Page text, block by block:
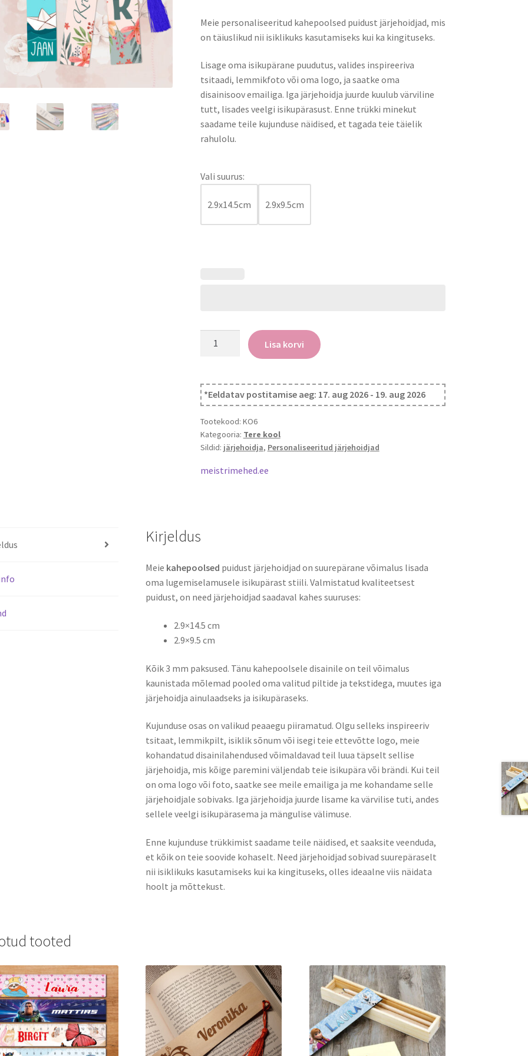
kuni
Meie personaliseeritud kahepoolsed puidust järjehoidjad, mis
on täiuslikud nii isiklikuks kasutamiseks kui ka kingituseks.
Lisage oma isikupärane puudutus, valides inspireeriva
tsitaadi, lemmikfoto või oma logo, ja saatke oma
disainisoov emailiga. Iga järjehoidja juurde kuulub värviline
tutt, lisades veelgi isikupärasust. Enne trükki minekut
saadame teile kujunduse näidised, et tagada teie täielik
rahulolu.
Vali suurus:
2.9x14.5cm 2.9x9.5cm
Personaliseeritud
Lisa korvi
*Eeldatav postitamise aeg: 17. aug 2026 - 19. aug 2026
Tootekood: KO6
Kategooria: Tere kool
Sildid: järjehoidja, Personaliseeritud järjehoidjad
meistrimehed.ee
Kirjeldus
Meie kahepoolsed puidust järjehoidjad on suurepärane võimalus lisada
oma lugemiselamusele isikupärast stiili. Valmistatud kvaliteetsest
puidust, on need järjehoidjad saadaval kahes suuruses:
2.9×14.5 cm
2.9×9.5 cm
Kõik 3 mm paksused. Tänu kahepoolsele disainile on teil võimalus
kaunistada mõlemad pooled oma valitud piltide ja tekstidega, muutes iga
järjehoidja ainulaadseks ja isikupäraseks.
Kujunduse osas on valikud peaaegu piiramatud. Olgu selleks inspireeriv
tsitaat, lemmikpilt, isiklik sõnum või isegi teie ettevõtte logo, meie
kohandatud disainilahendused võimaldavad teil luua täpselt sellise
järjehoidja, mis kõige paremini väljendab teie isikupära või brändi. Kui teil
on oma logo või foto, saatke see meile emailiga ja me kohandame selle
järjehoidjale sobivaks. Iga järjehoidja juurde lisame ka värvilise tuti, andes
sellele veelgi isikupärasema ja mängulise välimuse.
Enne kujunduse trükkimist saadame teile näidised, et saaksite veenduda,
et kõik on teie soovide kohaselt. Need järjehoidjad sobivad suurepäraselt
nii isiklikuks kasutamiseks kui ka kingituseks, olles ideaalne viis näidata
hoolt ja mõttekust.
tooted